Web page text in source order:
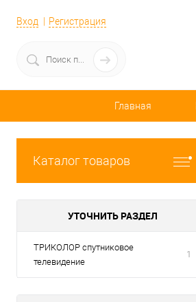
Вход Регистрация
Главная
Каталог товаров
УТОЧНИТЬ РАЗДЕЛ
ТРИКОЛОР спутниковое
телевидение
1